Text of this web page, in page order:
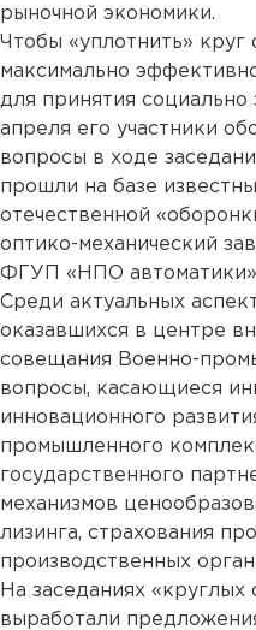
рыночной экономики.
Чтобы «уплотнить»
максимально
для принятия социально
апреля его участники
вопросы в ходе
прошли на базе
отечественной
оптико-механический
ФГУП «НПО
Среди актуальных
оказавшихся в центре
совещания Военно-
вопросы, касающиеся
инновационного
промышленного
государственного
механизмов
лизинга, страхования
производственных
На заседаниях «круглых
выработали